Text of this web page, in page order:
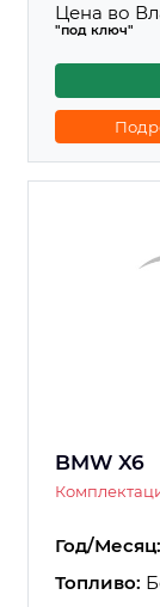
Цена во
"под ключ"
BMW X6
Год/Месяц:
Топливо: